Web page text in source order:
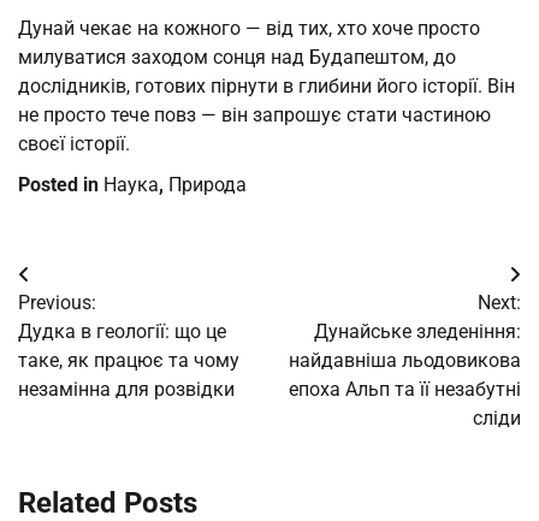
Дунай чекає на кожного — від тих, хто хоче просто
милуватися заходом сонця над Будапештом, до
дослідників, готових пірнути в глибини його історії. Він
не просто тече повз — він запрошує стати частиною
своєї історії.
Posted in Наука, Природа
Post
navigation
Previous:
Дудка в геології: що це
таке, як працює та чому
незамінна для розвідки
Next:
Дунайське зледеніння:
найдавніша льодовикова
епоха Альп та її незабутні
сліди
Related Posts